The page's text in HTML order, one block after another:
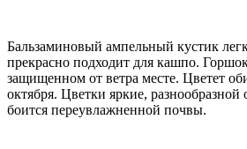
Бальзаминовый ампельный кустик
прекрасно подходит для кашпо.
защищенном от ветра месте. Цветет
октября. Цветки яркие, разнообразной
боится переувлажненной почвы.